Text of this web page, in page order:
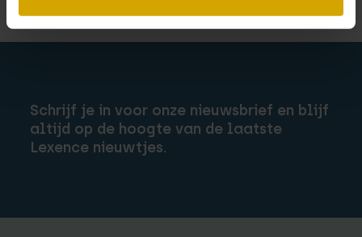
Schrijf je in voor onze nieuwsbrief en blijf
altijd op de hoogte van de laatste
Lexence nieuwtjes.